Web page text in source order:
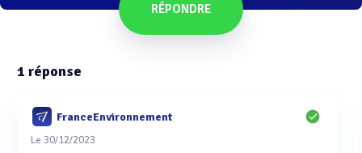
RÉPONDRE
1 réponse
FranceEnvironnement
Le 30/12/2023